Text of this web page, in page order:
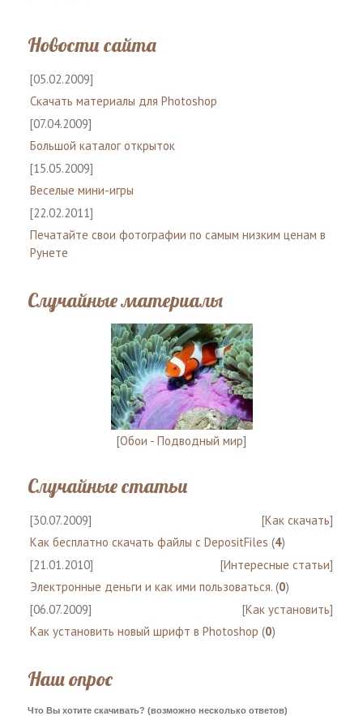
Новости сайта
[05.02.2009]
Скачать материалы для Photoshop
[07.04.2009]
Большой каталог открыток
[15.05.2009]
Веселые мини-игры
[22.02.2011]
Печатайте свои фотографии по самым низким ценам в
Рунете
Случайные материалы
[Обои - Подводный мир]
Случайные статьи
[30.07.2009] [Как скачать]
Как бесплатно скачать файлы с DepositFiles (4)
[21.01.2010]
[Интересные статьи]
Электронные деньги и как ими пользоваться. (0)
[06.07.2009]
[Как установить]
Как установить новый шрифт в Photoshop (0)
Наш опрос
Что Вы хотите скачивать? (возможно несколько ответов)